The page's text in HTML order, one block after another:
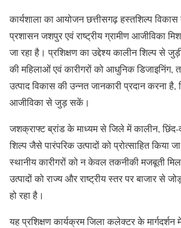
कार्यशाला का आयोजन छत्तीसगढ़ हस्तशिल्प विकास
प्रशासन जशपुर एवं राष्ट्रीय ग्रामीण आजीविका
जा रहा है। प्रशिक्षण का उद्देश्य कालीन शिल्प से
की महिलाओं एवं कारीगरों को आधुनिक डिजाइनिंग,
उत्पाद विकास की उन्नत जानकारी प्रदान करना
आजीविका से जुड़ सकें।
जशक्राफ्ट ब्रांड के माध्यम से जिले में कालीन, छिंद-
शिल्प जैसे पारंपरिक उत्पादों को प्रोत्साहित किया
स्थानीय कारीगरों को न केवल तकनीकी मजबूती
उत्पादों को राज्य और राष्ट्रीय स्तर पर बाजार से
हो रहा है।
यह प्रशिक्षण कार्यक्रम जिला कलेक्टर के मार्गदर्शन